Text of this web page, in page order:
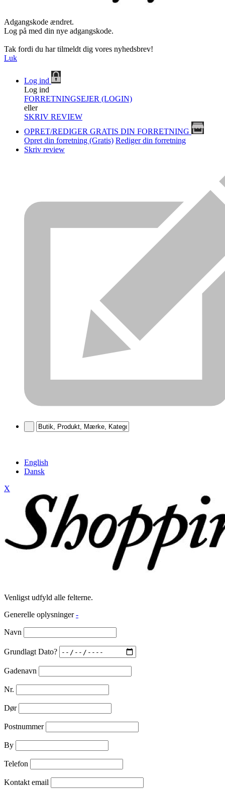
Adgangskode ændret.
Log på med din nye adgangskode.
Tak fordi du har tilmeldt dig vores nyhedsbrev!
Luk
Log ind
Log ind
FORRETNINGSEJER (LOGIN)
eller
SKRIV REVIEW
OPRET/REDIGER GRATIS DIN FORRETNING
Opret din forretning (Gratis) Rediger din forretning
Skriv review
English
Dansk
X
Venligst udfyld alle felterne.
Generelle oplysninger -
Navn
Grundlagt Dato?
Gadenavn
Nr.
Dør
Postnummer
By
Telefon
Kontakt email